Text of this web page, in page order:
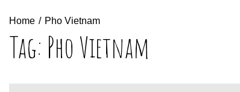
Home Pho Vietnam
Tag: Pho Vietnam